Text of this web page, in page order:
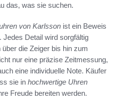
das, was sie suchen.
von Karlsson ist ein Beweis
Jedes Detail wird sorgfältig
die Zeiger bis hin zum
nur eine präzise Zeitmessung,
eine individuelle Note. Käufer
sie in hochwertige Uhren
Freude bereiten werden.